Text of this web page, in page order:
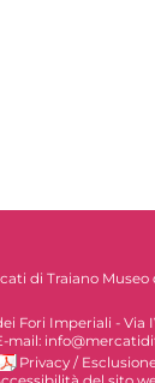
di Traiano Museo
Fori Imperiali - Via
mail:
Privacy /